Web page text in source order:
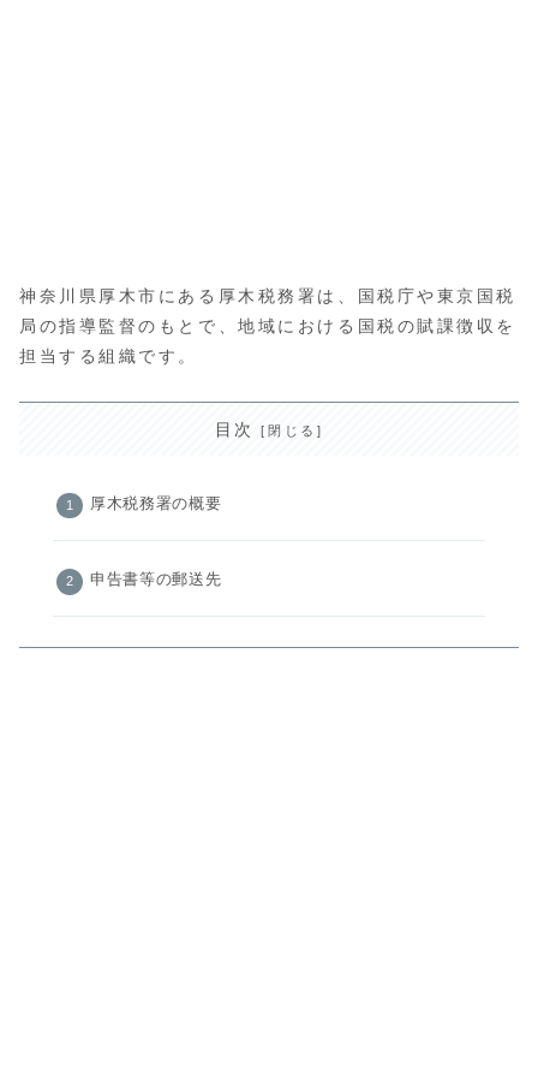
神奈川県厚木市にある厚木税務署は、国税庁や東京国税
局の指導監督のもとで、地域における国税の賦課徴収を
担当する組織です。
目次
厚木税務署の概要
申告書等の郵送先